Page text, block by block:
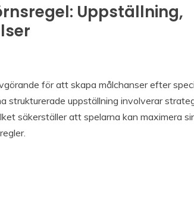
Uppställning,
för att skapa målchanser efter
strukturerade uppställning involverar
säkerställer att spelarna kan maximera